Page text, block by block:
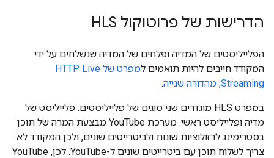
הדרישות של פרוטוקול HLS
הפלייליסטים של המדיה ופלחים של המדיה שנשלחים על ידי
המקודד חייבים להיות תואמים ל
מפרט של HTTP Live
Streaming, מהדורה שנייה
.
במפרט HLS מוגדרים שני סוגים של פלייליסטים: פלייליסט של
מדיה ופלייליסט ראשי. מערכת YouTube מבצעת המרה של תוכן
בסטרימינג לרזולוציות שונות ולביטרייטים שונים, ולכן המקודד לא
צריך לשלוח תוכן עם ביטרייטים שונים ל-YouTube. לכן, YouTube